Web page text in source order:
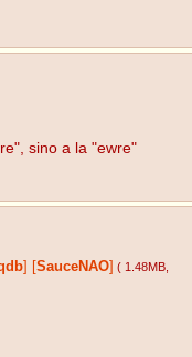
sino a la "ewre"
SauceNAO ( 1.48MB